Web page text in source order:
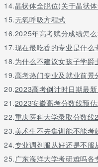
14.晶状体全脱位(关于晶状
15.无氧呼吸方程式
16.2025年高考赋分成绩怎
17.现在最吃香的专业是什么
18.为什么不建议女孩子学爵
19.高考热门专业及就业前景
20.2023高考倒计时日期最
21.2023安徽高考分数线预
22.重庆医科大学录取分数
23.美术生不去集训能不能考
24.专业调剂服从好还是不服
25.广东海洋大学考研难吗